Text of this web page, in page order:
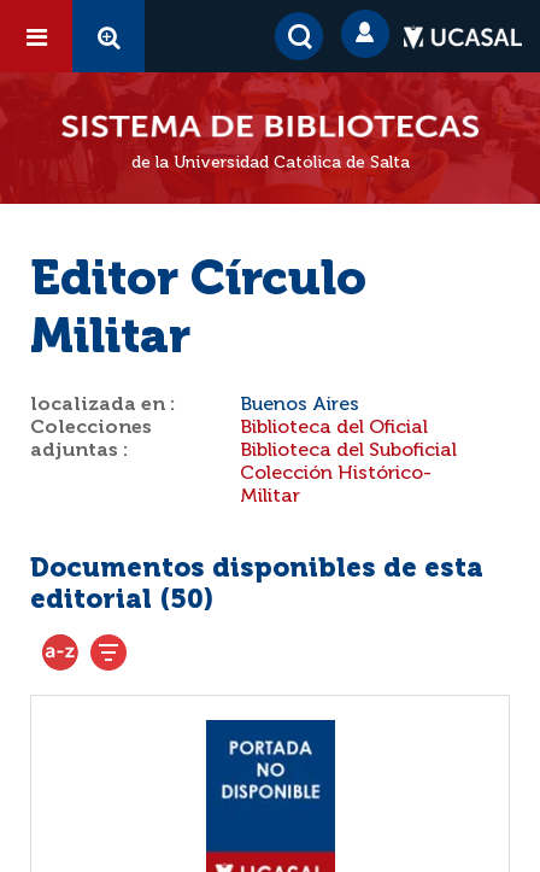
de la Universidad Católica de Salta
Editor Círculo
Militar
localizada en :
Buenos Aires
Colecciones
adjuntas :
Biblioteca del Oficial
Biblioteca del Suboficial
Colección Histórico-
Militar
Documentos disponibles de esta
editorial (50)